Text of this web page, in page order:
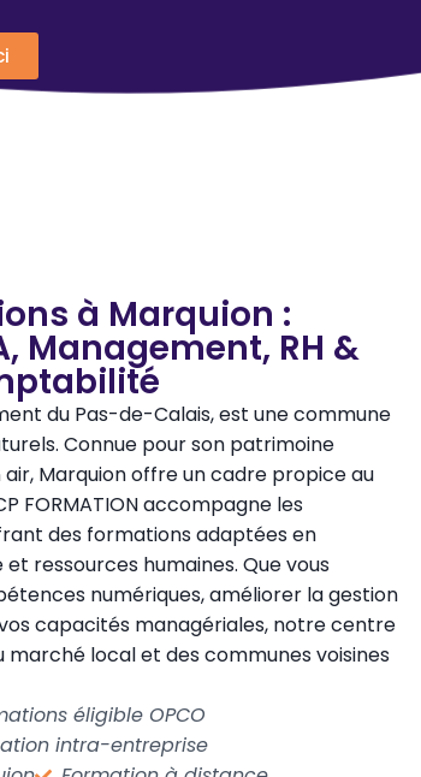
à Marquion :
Management, RH &
du Pas-de-Calais, est une commune
Connue pour son patrimoine
Marquion offre un cadre propice au
FORMATION accompagne les
des formations adaptées en
ressources humaines. Que vous
numériques, améliorer la gestion
capacités managériales, notre centre
marché local et des communes voisines
éligible OPCO
intra-entreprise